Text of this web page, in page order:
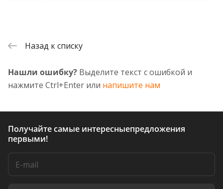
Назад к списку
Нашли ошибку? Выделите текст с ошибкой и
нажмите Ctrl+Enter или напишите нам
Получайте самые интересныепредложения
первыми!